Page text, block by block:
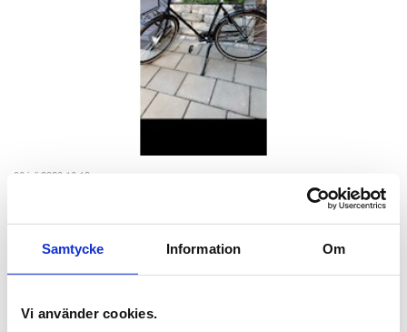
Samtycke Information Om
Vi använder cookies.
06 juli 2026 16:18